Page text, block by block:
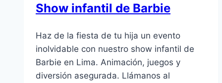
Show infantil de Barbie
Haz de la fiesta de tu hija un evento
inolvidable con nuestro show infantil de
Barbie en Lima. Animación, juegos y
diversión asegurada. Llámanos al